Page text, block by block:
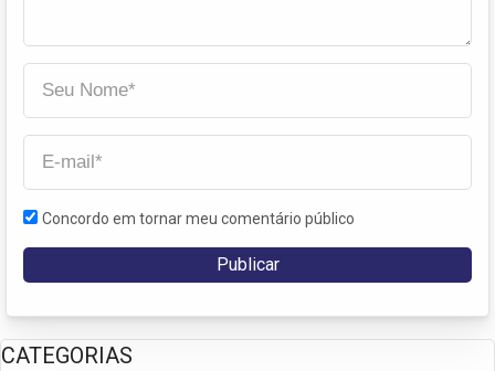
Concordo em tornar meu comentário público
CATEGORIAS